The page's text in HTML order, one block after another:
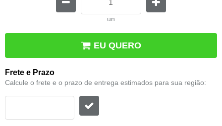
un
EU QUERO
Frete e Prazo
Calcule o frete e o prazo de entrega estimados para sua região: